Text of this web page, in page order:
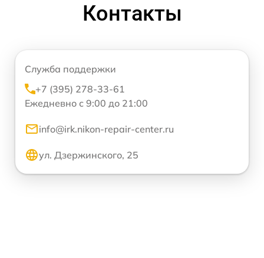
Контакты
Служба поддержки
+7 (395) 278-33-61
Ежедневно с 9:00 до 21:00
info@irk.nikon-repair-center.ru
ул. Дзержинского, 25